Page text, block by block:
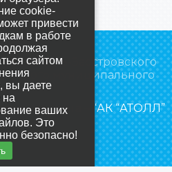
Усть-Заостровского
муниципального
сайта
– “АК “АТОЛЛ”
cookie-
привести
в работе
сайтом
вы даете
на
ваших
Это
безопасно!